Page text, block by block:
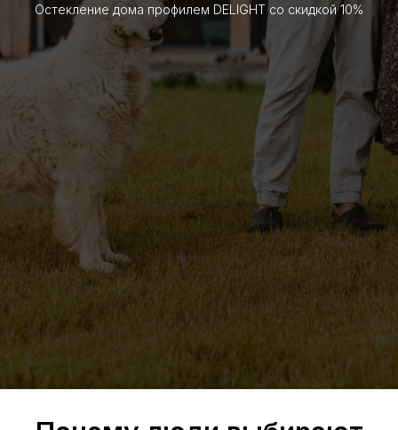
Остекление дома профилем DELIGHT со скидкой 10%